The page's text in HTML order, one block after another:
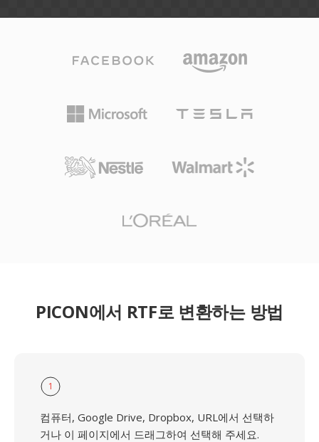
PICON에서 RTF로 변환하는 방법
1
컴퓨터, Google Drive, Dropbox, URL에서 선택하
거나 이 페이지에서 드래그하여 선택해 주세요.